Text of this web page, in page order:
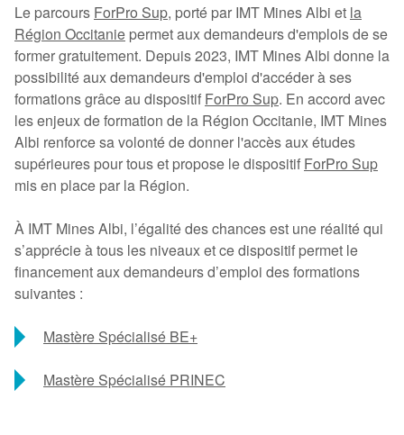
Le parcours ForPro Sup, porté par IMT Mines Albi et la
Région Occitanie permet aux demandeurs d'emplois de se
former gratuitement. Depuis 2023, IMT Mines Albi donne la
possibilité aux demandeurs d'emploi d'accéder à ses
formations grâce au dispositif ForPro Sup. En accord avec
les enjeux de formation de la Région Occitanie, IMT Mines
Albi renforce sa volonté de donner l'accès aux études
supérieures pour tous et propose le dispositif ForPro Sup
mis en place par la Région.
À IMT Mines Albi, l’égalité des chances est une réalité qui
s’apprécie à tous les niveaux et ce dispositif permet le
financement aux demandeurs d’emploi des formations
suivantes :
Mastère Spécialisé BE+
Mastère Spécialisé PRINEC